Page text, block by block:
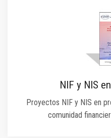
NIF y NIS
Proyectos NIF y NIS en
comunidad